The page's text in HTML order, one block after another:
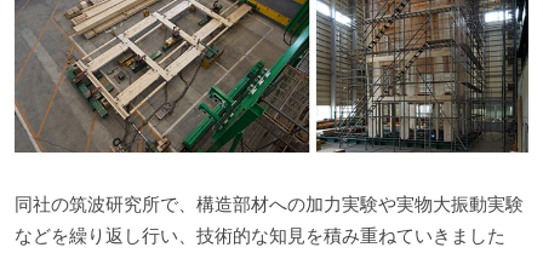
同社の筑波研究所で、構造部材への加力実験や実物大振動実験
などを繰り返し行い、技術的な知見を積み重ねていきました